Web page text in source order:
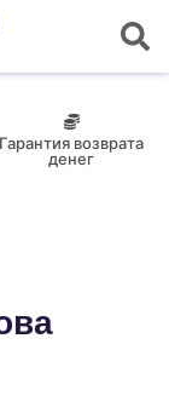
Гарантия возврата
денег